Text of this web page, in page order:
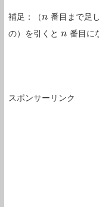
補足：（n
n 番目まで足
の）を引くと n
n 番目に
スポンサーリンク